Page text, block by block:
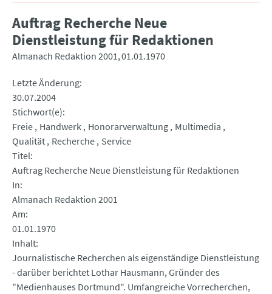
Auftrag Recherche Neue
Dienstleistung für Redaktionen
Almanach Redaktion 2001 01.01.1970
Letzte Änderung
30.07.2004
Stichwort(e)
Freie Handwerk Honorarverwaltung Multimedia
Qualität Recherche Service
Titel
Auftrag Recherche Neue Dienstleistung für Redaktionen
In
Almanach Redaktion 2001
Am
01.01.1970
Inhalt
Journalistische Recherchen als eigenständige Dienstleistung
- darüber berichtet Lothar Hausmann, Gründer des
"Medienhauses Dortmund". Umfangreiche Vorrecherchen,